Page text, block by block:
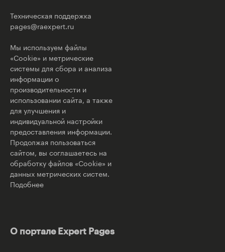
Техническая поддержка
pages@raexpert.ru
Мы используем файлы
«Cookie» и метрические
системы для сбора и анализа
информации о
производительности и
использовании сайта, а также
для улучшения и
индивидуальной настройки
предоставления информации.
Продолжая пользоваться
сайтом, вы соглашаетесь на
обработку файлов «Cookie» и
данных метрических систем.
Подобнее
О портале Expert Pages